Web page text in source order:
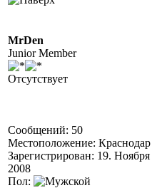
MrDen
Junior Member
Отсутствует
Сообщений: 50
Местоположение: Краснодар
Зарегистрирован: 19. Ноября
2008
Пол: